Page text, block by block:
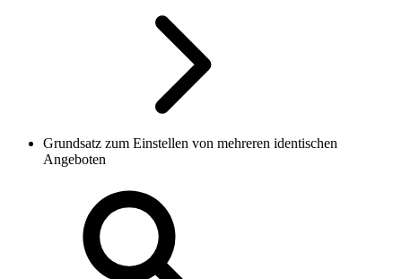
Grundsatz zum Einstellen von mehreren identischen
Angeboten